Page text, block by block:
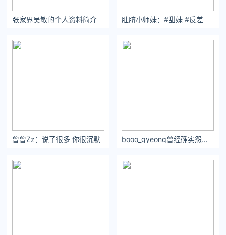
张家界吴敏的个人资料简介 肚脐小师妹：#甜妹 #反差
曾曾Zz：说了很多 你很沉默 booo_gyeong曾经确实怨你骂你,恨你,现在都无所谓了